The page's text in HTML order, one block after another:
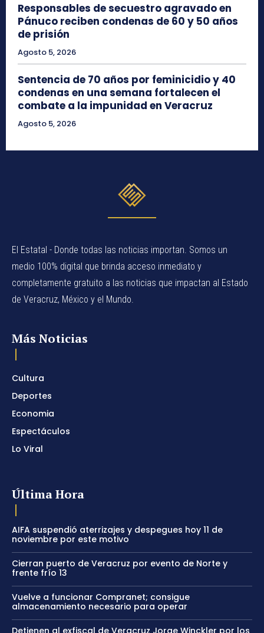
Responsables de secuestro agravado en
Pánuco reciben condenas de 60 y 50 años
de prisión
Agosto 5, 2026
Sentencia de 70 años por feminicidio y 40
condenas en una semana fortalecen el
combate a la impunidad en Veracruz
Agosto 5, 2026
El Estatal - Donde todas las noticias importan. Somos un
medio 100% digital que brinda acceso inmediato y
completamente gratuito a las noticias que impactan al Estado
de Veracruz, México y el Mundo.
Más Noticias
Cultura
Deportes
Economia
Espectáculos
Lo Viral
Última Hora
AIFA suspendió aterrizajes y despegues hoy 11 de
noviembre por este motivo
Cierran puerto de Veracruz por evento de Norte y
frente frío 13
Vuelve a funcionar Compranet; consigue
almacenamiento necesario para operar
Detienen al exfiscal de Veracruz Jorge Winckler por los